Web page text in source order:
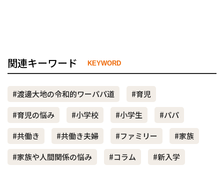
関連キーワード KEYWORD
#渡邊大地の令和的ワーパパ道
#育児
#育児の悩み
#小学校 #小学生
#パパ
#共働き
#共働き夫婦 #ファミリー
#家族
#家族や人間関係の悩み
#コラム
#新入学